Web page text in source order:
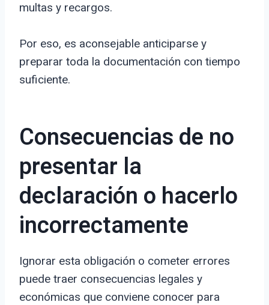
multas y recargos.
Por eso, es aconsejable anticiparse y
preparar toda la documentación con tiempo
suficiente.
Consecuencias de no
presentar la
declaración o hacerlo
incorrectamente
Ignorar esta obligación o cometer errores
puede traer consecuencias legales y
económicas que conviene conocer para